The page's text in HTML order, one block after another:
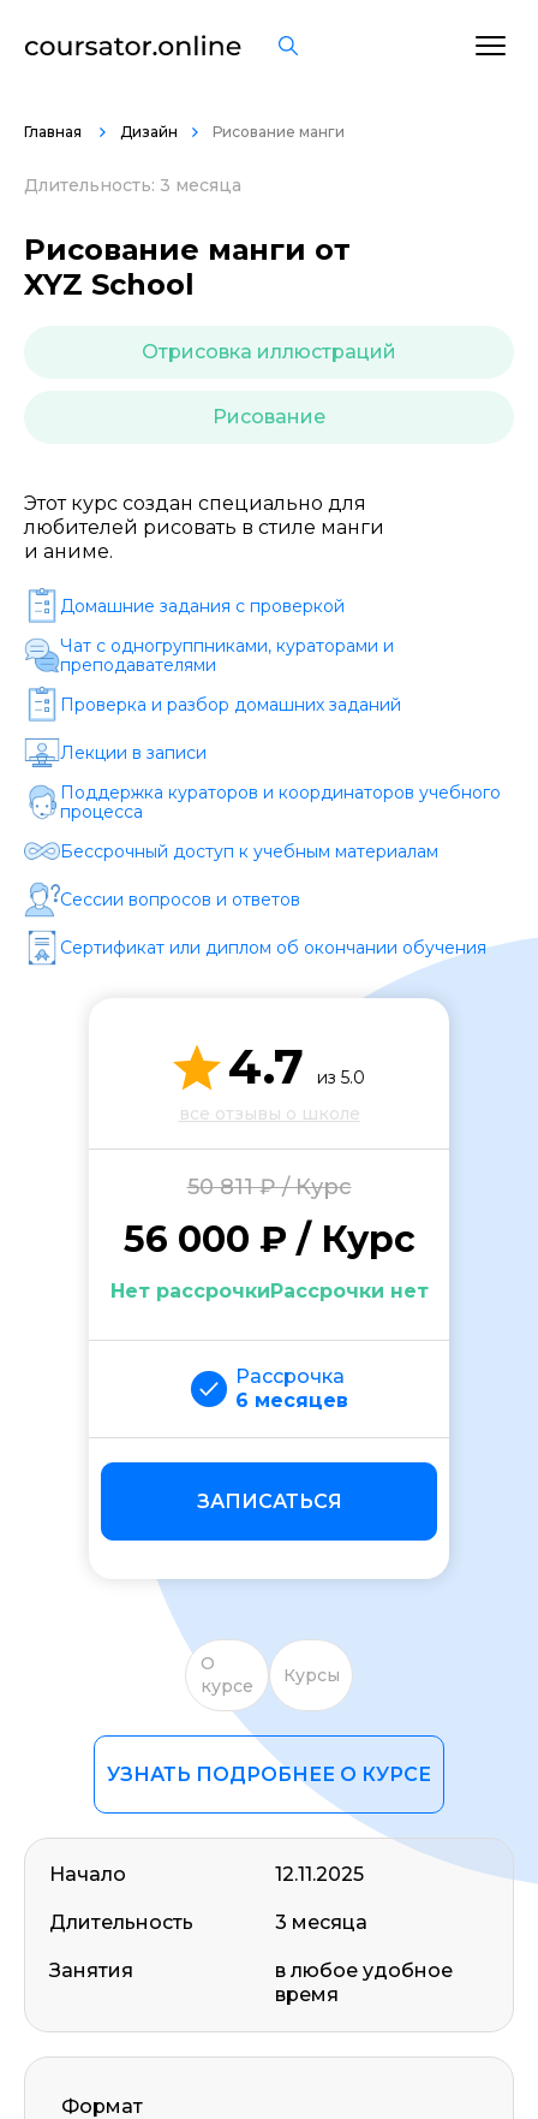
Главная Дизайн Рисование манги
Длительность: 3 месяца
Рисование манги от
XYZ School
Отрисовка иллюстраций
Рисование
Этот курс создан специально для
любителей рисовать в стиле манги
и аниме.
Домашние задания c проверкой
Чат с одногруппниками, кураторами и
преподавателями
Проверка и разбор домашних заданий
Лекции в записи
Поддержка кураторов и координаторов учебного
процесса
Бессрочный доступ к учебным материалам
Сессии вопросов и ответов
Сертификат или диплом об окончании обучения
4.7
из 5.0
все отзывы о школе
50 811 ₽ / Курс
56 000 ₽ / Курс
Нет рассрочкиРассрочки нет
Рассрочка
6 месяцев
ЗАПИСАТЬСЯ
О
курсе
Курсы
УЗНАТЬ ПОДРОБНЕЕ О КУРСЕ
Начало
Длительность
Занятия
12.11.2025
3 месяца
в любое удобное
время
Формат
Стоимость *
Программа обучения *
Уровень организации *
ОСТАВИТЬ ОТЗЫВ